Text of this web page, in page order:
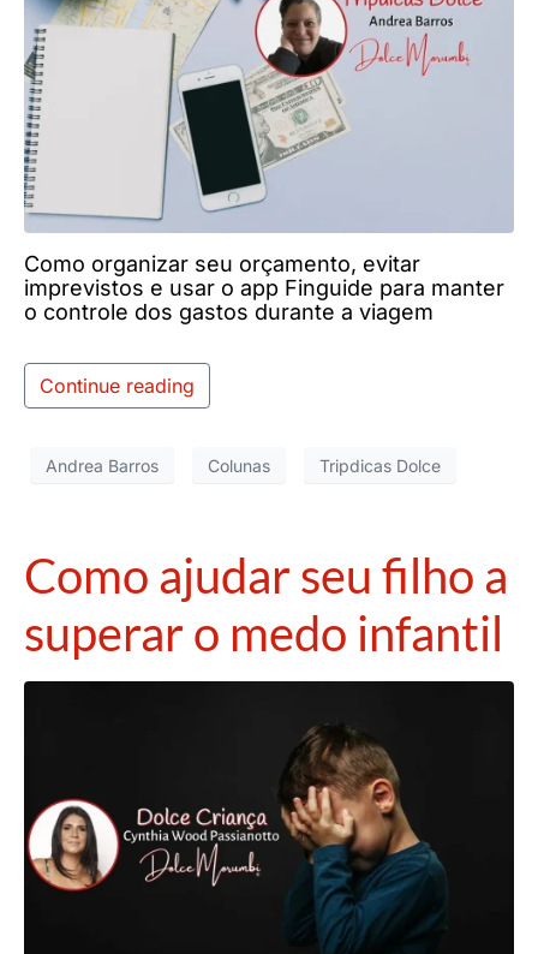
Como organizar seu orçamento, evitar
imprevistos e usar o app Finguide para manter
o controle dos gastos durante a viagem
Continue reading
Andrea Barros Colunas Tripdicas Dolce
Como ajudar seu filho a
superar o medo infantil